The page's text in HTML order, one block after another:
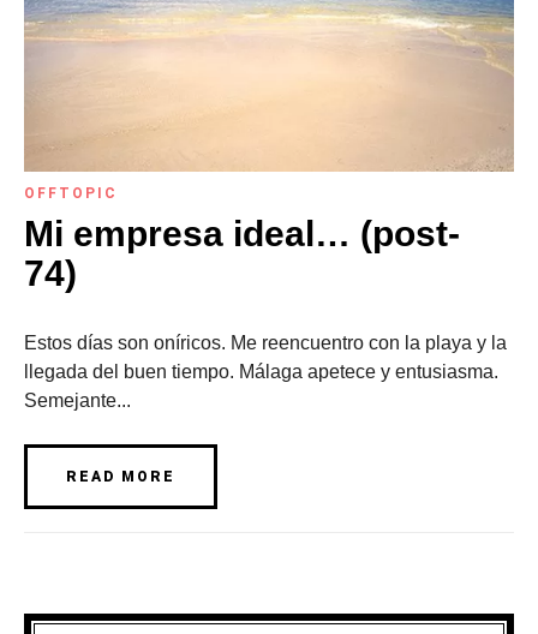
OFFTOPIC
Mi empresa ideal… (post-
74)
Estos días son oníricos. Me reencuentro con la playa y la
llegada del buen tiempo. Málaga apetece y entusiasma.
Semejante...
READ MORE